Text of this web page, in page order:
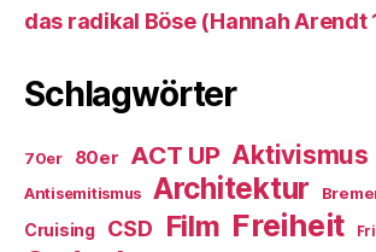
das radikal Böse (Hannah Arendt
Schlagwörter
70er 80er ACT UP Aktivismus
Antisemitismus Architektur
Cruising CSD Film Freiheit